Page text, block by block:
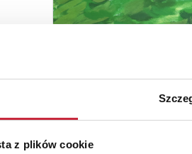
z plików cookie